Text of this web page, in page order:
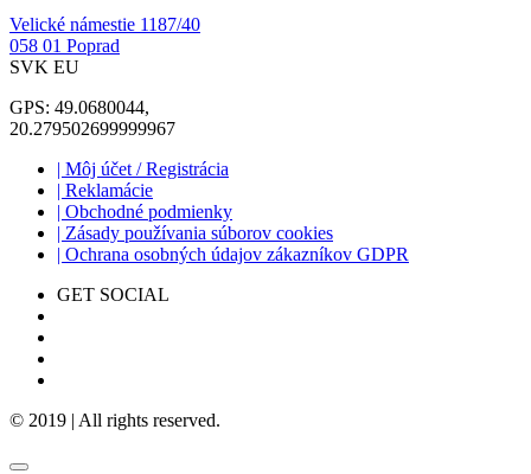
Velické námestie 1187/40
058 01 Poprad
SVK EU
GPS: 49.0680044,
20.279502699999967
| Môj účet / Registrácia
| Reklamácie
| Obchodné podmienky
| Zásady používania súborov cookies
| Ochrana osobných údajov zákazníkov GDPR
GET SOCIAL
© 2019 | All rights reserved.